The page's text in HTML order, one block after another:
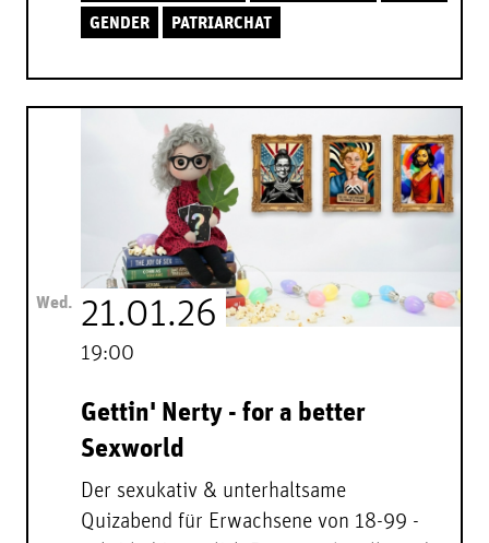
GENDER
PATRIARCHAT
Wed. 21.01.26
19:00
Gettin' Nerty - for a better
Sexworld
Der sexukativ & unterhaltsame
Quizabend für Erwachsene von 18-99 -